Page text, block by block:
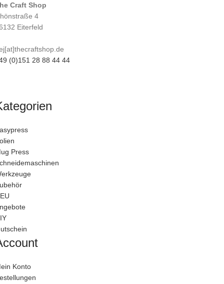
Craft Shop
4
Eiterfeld
(0)151 28 88 44 44
Press
Konto